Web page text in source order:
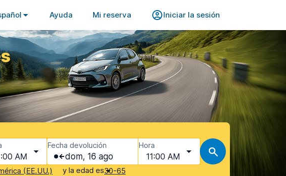
Ayuda Mi reserva Iniciar la sesión
AM
Fecha devolución
dom, 16 ago
Hora
11:00 AM
(EE.UU.) y la edad es30-65